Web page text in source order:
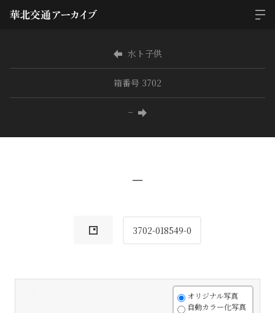
水ト子供
箱番号 3702
−
−
3702-018549-0
オリジナル写真
自動カラー化写真